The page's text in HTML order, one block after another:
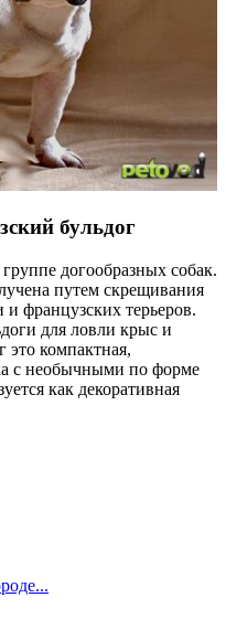
бульдог
догообразных собак.
путем скрещивания
французских терьеров.
для ловли крыс и
это компактная,
с необычными по форме
как декоративная